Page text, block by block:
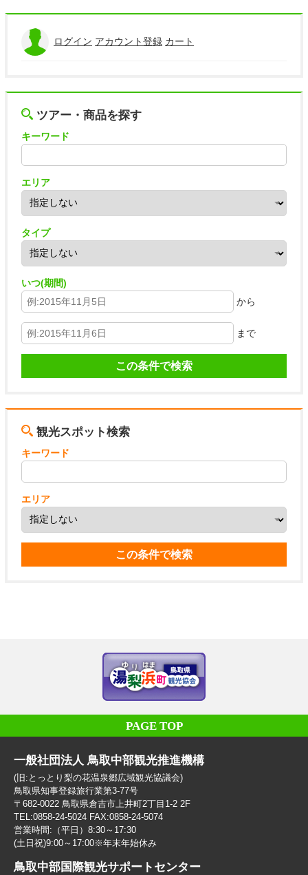
ログイン アカウント登録 カート
ツアー・商品を探す
キーワード
エリア
タイプ
いつ(期間)
から
まで
観光スポット検索
キーワード
エリア
PAGE TOP
一般社団法人 鳥取中部観光推進機構
(旧:とっとり梨の花温泉郷広域観光協議会)
鳥取県知事登録旅行業第3-77号
〒682-0022 鳥取県倉吉市上井町2丁目1-2 2F
TEL:0858-24-5024 FAX:0858-24-5074
営業時間:（平日）8:30～17:30
(土日祝)9:00～17:00※年末年始休み
鳥取中部国際観光サポートセンター